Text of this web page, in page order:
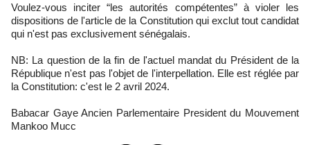
Voulez-vous inciter “les autorités compétentes” à violer les
dispositions de l'article de la Constitution qui exclut tout candidat
qui n'est pas exclusivement sénégalais.
NB: La question de la fin de l'actuel mandat du Président de la
République n'est pas l'objet de l'interpellation. Elle est réglée par
la Constitution: c'est le 2 avril 2024.
Babacar Gaye Ancien Parlementaire President du Mouvement
Mankoo Mucc